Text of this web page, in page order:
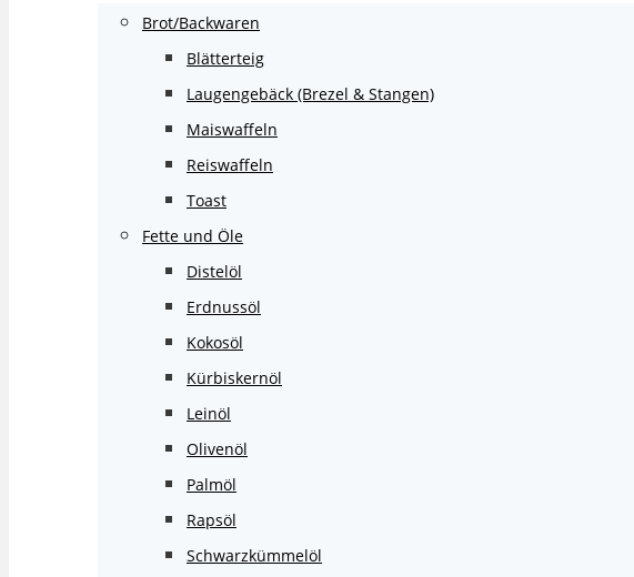
Brot/Backwaren
Blätterteig
Laugengebäck (Brezel & Stangen)
Maiswaffeln
Reiswaffeln
Toast
Fette und Öle
Distelöl
Erdnussöl
Kokosöl
Kürbiskernöl
Leinöl
Olivenöl
Palmöl
Rapsöl
Schwarzkümmelöl